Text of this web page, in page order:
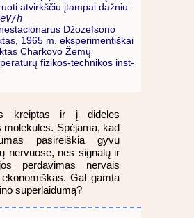
atvirkščiu įtampai dažniu:
h
Džozefsono
1965 m. eksperimentiškai
Charkovo Žemų
fizikos-technikos inst-
kreiptas ir į dideles
molekules. Spėjama, kad
pasireiškia gyvų
nervuose, nes signalų ir
perdavimas nervais
Gal gamta
superlaidumą?